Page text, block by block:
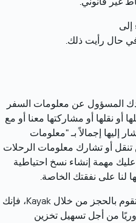
حال رأيت ذلك.
المسؤول عن معلومات السفر
أو نقلها أو مشاركتها معنا أو مع
إليها إجمالاً بـ "معلومات
أو تشارك معلومات الرحلات
مهمة إنشاء نسخ احتياطية
لنا على نفقتك الخاصة.
عندما تزودنا بمعلومات الرحلات أو تقوم بالحجز من خلال Kayak، فإنك
من أجل تسهيل تخزين